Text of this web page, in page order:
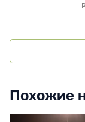
Похожие